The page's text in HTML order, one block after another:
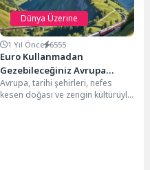
Dünya Üzerine
1 Yıl Önce 6555
Euro Kullanmadan
Gezebileceğiniz Avrupa
Ülkeleri: Bütçe Dostu Rotalar
Avrupa, tarihi şehirleri, nefes
kesen doğası ve zengin kültürüyle